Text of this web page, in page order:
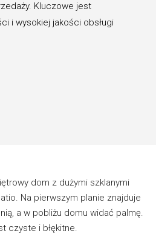
Kluczowe jest
i wysokiej jakości obsługi